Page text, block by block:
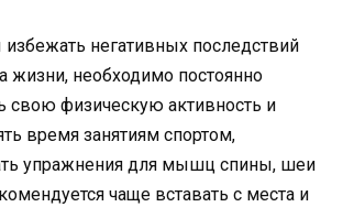
негативных последствий
жизни, необходимо постоянно
свою физическую активность и
время занятиям спортом,
упражнения для мышц спины, шеи
чаще вставать с места и